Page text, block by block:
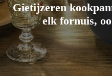
Gietijzeren
elk fornuis,